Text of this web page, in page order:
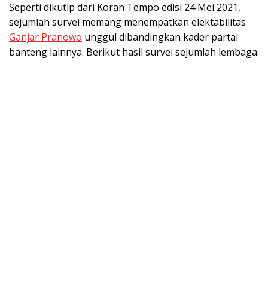
Seperti dikutip dari Koran Tempo edisi 24 Mei 2021,
sejumlah survei memang menempatkan elektabilitas
Ganjar Pranowo unggul dibandingkan kader partai
banteng lainnya. Berikut hasil survei sejumlah lembaga: